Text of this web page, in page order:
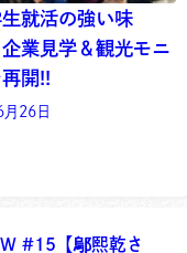
生就活の強い味
業見学＆観光モニ
開!!
26日
#15【鄔熙乾さ